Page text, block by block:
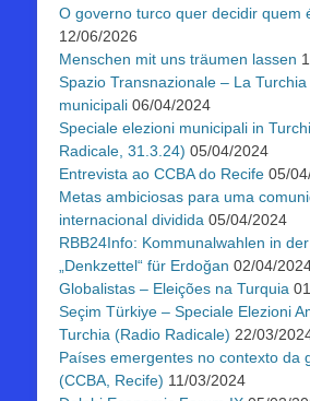
O governo turco quer decidir quem
12/06/2026
Menschen mit uns träumen lassen
Spazio Transnazionale – La
municipali 06/04/2024
Speciale elezioni municipali in
Radicale, 31.3.24) 05/04/2024
Entrevista ao CCBA do Recife 05/
Metas ambiciosas para uma
internacional dividida 05/04/2024
RBB24Info: Kommunalwahlen in
„Denkzettel“ für Erdoğan 02/04/
Globalistas – Eleições na Turquia
Seçim Türkiye – Speciale Elezioni
Turchia (Radio Radicale) 22/03/
Países emergentes no contexto da
(CCBA, Recife) 11/03/2024